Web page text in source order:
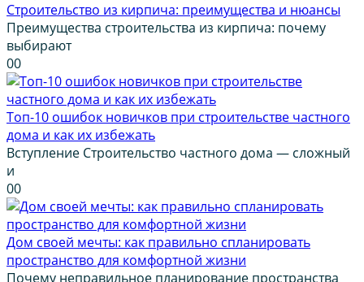
Строительство из кирпича: преимущества и нюансы
Преимущества строительства из кирпича: почему
выбирают
00
Топ-10 ошибок новичков при строительстве частного
дома и как их избежать
Вступление Строительство частного дома — сложный
и
00
Дом своей мечты: как правильно спланировать
пространство для комфортной жизни
Почему неправильное планирование пространства